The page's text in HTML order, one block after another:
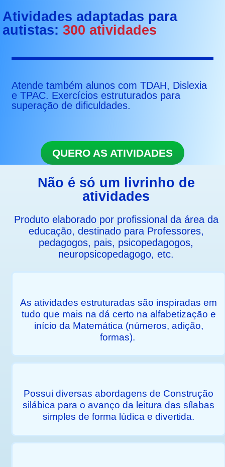
QUERO AS ATIVIDADES
Atende também alunos com TDAH, Dislexia
e TPAC. Exercícios estruturados para
superação de dificuldades.
Atividades adaptadas para
autistas: 300 atividades
Não é só um livrinho de
atividades
Produto elaborado por profissional da área da
educação, destinado para Professores,
pedagogos, pais, psicopedagogos,
neuropsicopedagogo, etc.
As atividades estruturadas são inspiradas em
tudo que mais na dá certo na alfabetização e
início da Matemática (números, adição,
formas).
Possui diversas abordagens de Construção
silábica para o avanço da leitura das sílabas
simples de forma lúdica e divertida.